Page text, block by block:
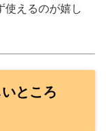
使えるのが嬉し
ところ